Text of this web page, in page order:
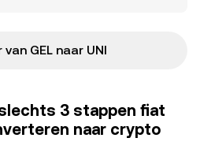
GEL naar UNI
3 stappen fiat
naar crypto